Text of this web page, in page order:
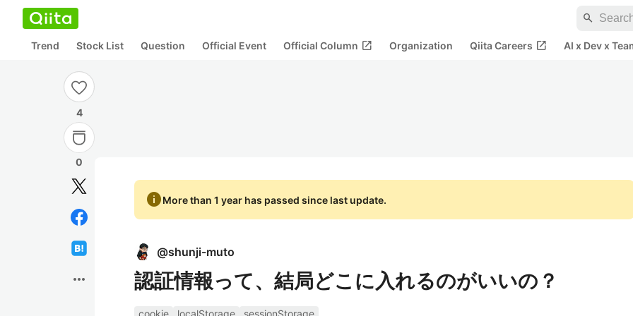
search
Trend Stock List Question Official Event Official Column open_in_new Organization Qiita Careers open_in_new AI x Dev x
4
0
more_horiz
infoMore than 1 year has passed since last update.
@shunji-muto
認証情報って、結局どこに入れるのがいいの？
cookie localStorage
sessionStorage